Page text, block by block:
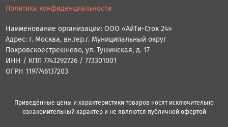
Политика конфиденциальности
Наименование организации: ООО «АйТи-Сток 24»
Адрес: г. Москва, вн.тер.г. Муниципальный округ
Покровскоестрешнево, ул. Тушинская, д. 17
ИНН / КПП 7743292726 / 773301001
ОГРН 1197746137203
Приведённые цены и характеристики товаров носят исключительно
ознакомительный характер и не являются публичной офертой